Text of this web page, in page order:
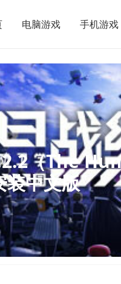
电脑游戏 手机游戏
（The
中文版